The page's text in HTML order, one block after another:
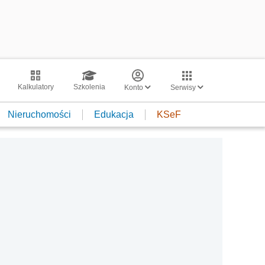
Kalkulatory Szkolenia Konto Serwisy
Nieruchomości Edukacja KSeF